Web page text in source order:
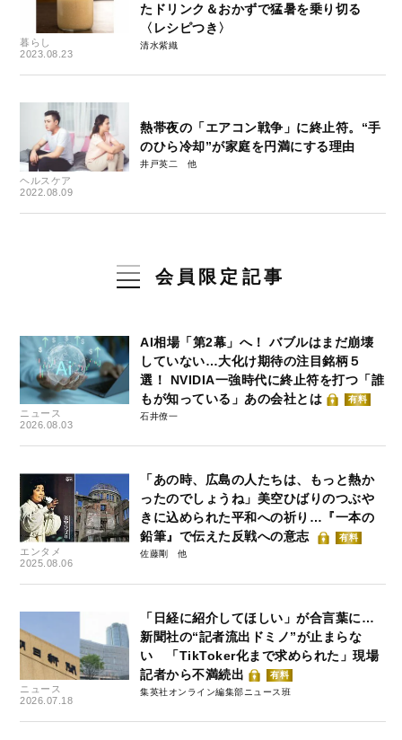
暮らし
2023.08.23
たドリンク＆おかずで猛暑を乗り切る
〈レシピつき〉
清水紫織
ヘルスケア
2022.08.09
熱帯夜の「エアコン戦争」に終止符。“手
のひら冷却”が家庭を円満にする理由
井戸英二
会員限定記事
ニュース
2026.08.03
AI相場「第2幕」へ！ バブルはまだ崩壊
していない…大化け期待の注目銘柄５
選！ NVIDIA一強時代に終止符を打つ「誰
もが知っている」あの会社とは
有料
石井僚一
エンタメ
2025.08.06
「あの時、広島の人たちは、もっと熱か
ったのでしょうね」美空ひばりのつぶや
きに込められた平和への祈り…『一本の
鉛筆』で伝えた反戦への意志
有料
佐藤剛
ニュース
2026.07.18
「日経に紹介してほしい」が合言葉に…
新聞社の“記者流出ドミノ”が止まらな
い 「TikToker化まで求められた」現場
記者から不満続出
有料
集英社オンライン編集部ニュース班